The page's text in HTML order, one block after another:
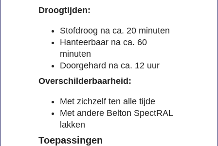
Droogtijden:
Stofdroog na ca. 20 minuten
Hanteerbaar na ca. 60
minuten
Doorgehard na ca. 12 uur
Overschilderbaarheid:
Met zichzelf ten alle tijde
Met andere Belton SpectRAL
lakken
Toepassingen